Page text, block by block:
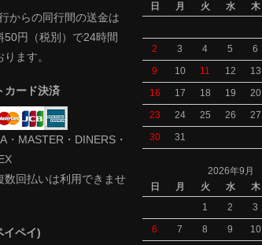
からの同行間の送金は
50円（税別）で24時間
ります。
カード決済
・MASTER・DINERS・
回払いは利用できませ
イペイ)
日
月 火 水 木
2
3 4 5 6
9
10 11 12 13
16
17 18 19 20
23
24 25 26 27
30
31
2026年9月
日
月 火 水 木
1
2 3
6
7 8 9 10